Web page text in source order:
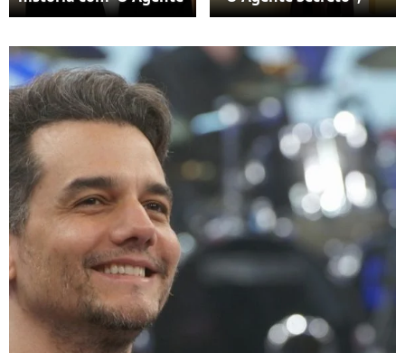
Secreto' e conquistar
ao Oscar, Wagner
Moura enfrentou
dificuldades para se
adaptar à escola e
revelou que era
chamado de 'óvni'
pelos colegas por se
considerar 'estranho'
Wagner Moura prova
adolescente chamado
de "óvni" ficou para
trás. Aos 50 anos, o
ator coleciona
reconhecimento
internacional e ocupa
um lugar entre os
maiores nomes do
cinema brasileiro